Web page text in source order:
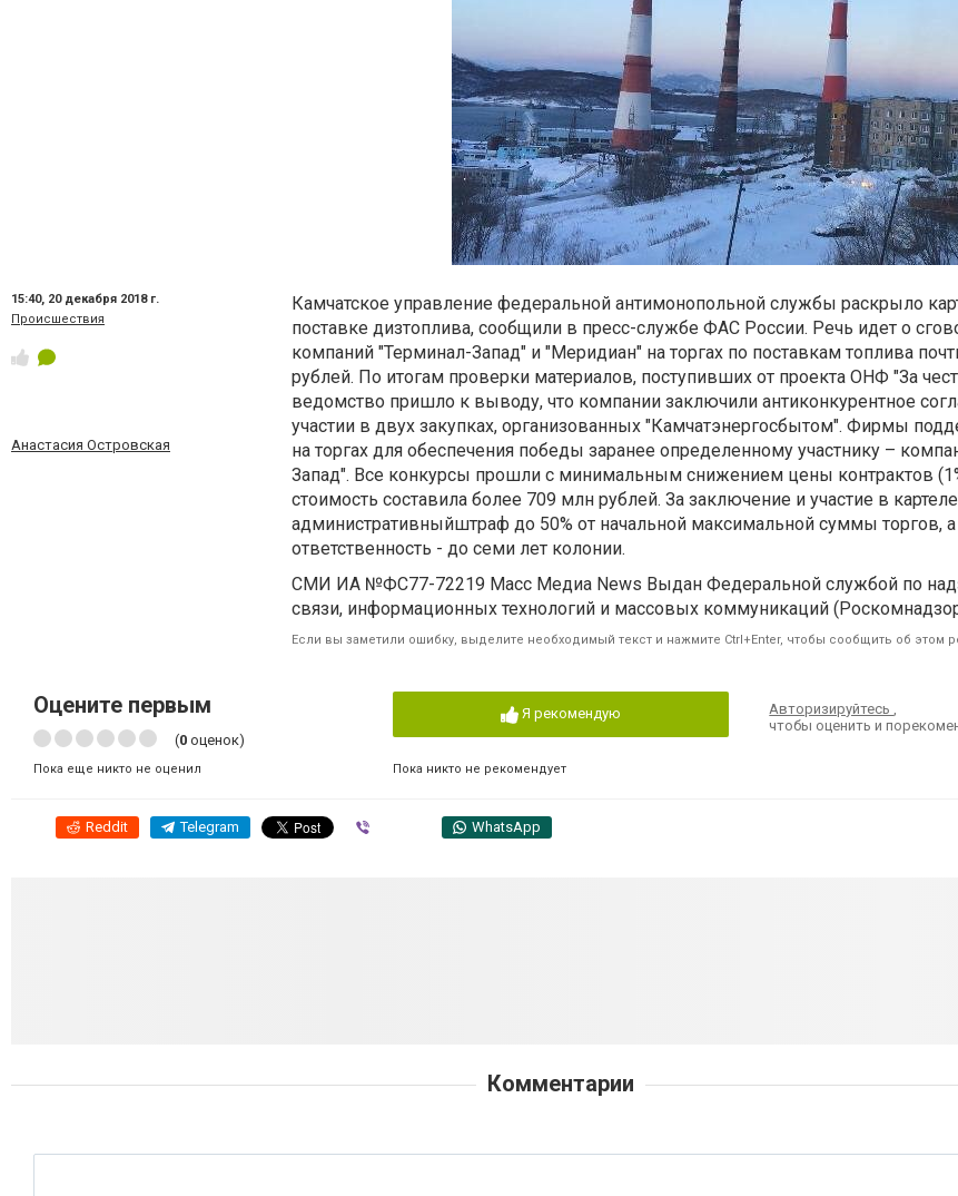
15:40, 20 декабря 2018 г.
Происшествия
Анастасия Островская
Камчатское управление федеральной антимонопольной службы раскрыло
поставке дизтоплива, сообщили в пресс-службе ФАС России. Речь идет о
компаний "Терминал-Запад" и "Меридиан" на торгах по поставкам топлива
рублей. По итогам проверки материалов, поступивших от проекта ОНФ "За
ведомство пришло к выводу, что компании заключили антиконкурентное
участии в двух закупках, организованных "Камчатэнергосбытом". Фирмы
на торгах для обеспечения победы заранее определенному участнику –
Запад". Все конкурсы прошли с минимальным снижением цены контрактов
стоимость составила более 709 млн рублей. За заключение и участие в
административныйштраф до 50% от начальной максимальной суммы торгов,
ответственность - до семи лет колонии.
СМИ ИА №ФС77-72219 Масс Медиа News Выдан Федеральной службой по
связи, информационных технологий и массовых коммуникаций
Если вы заметили ошибку, выделите необходимый текст и нажмите Ctrl+Enter, чтобы сообщить об этом
Оцените первым
(0 оценок)
Пока еще никто не оценил
Я рекомендую
Пока никто не рекомендует
Авторизируйтесь,
чтобы оценить и
Reddit Telegram WhatsApp
Комментарии